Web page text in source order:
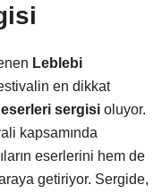
Leblebi
en dikkat
sergisi oluyor.
kapsamında
eserlerini hem de
getiriyor. Sergide,